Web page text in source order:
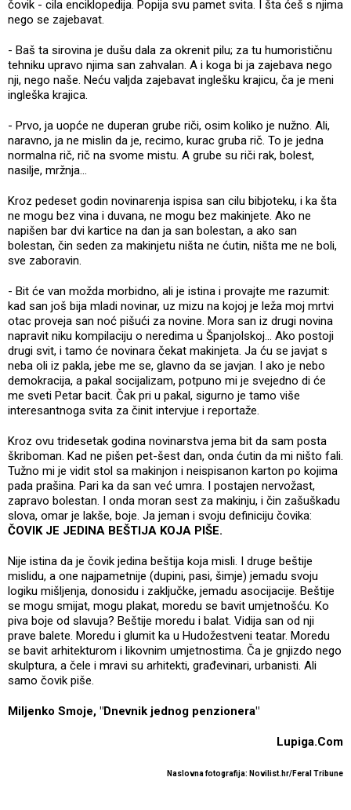
čovik - cila enciklopedija. Popija svu pamet svita. I šta ćeš s njima
nego se zajebavat.
- Baš ta sirovina je dušu dala za okrenit pilu; za tu humorističnu
tehniku upravo njima san zahvalan. A i koga bi ja zajebava nego
nji, nego naše. Neću valjda zajebavat inglešku krajicu, ča je meni
ingleška krajica.
- Prvo, ja uopće ne duperan grube riči, osim koliko je nužno. Ali,
naravno, ja ne mislin da je, recimo, kurac gruba rič. To je jedna
normalna rič, rič na svome mistu. A grube su riči rak, bolest,
nasilje, mržnja...
Kroz pedeset godin novinarenja ispisa san cilu bibjoteku, i ka šta
ne mogu bez vina i duvana, ne mogu bez makinjete. Ako ne
napišen bar dvi kartice na dan ja san bolestan, a ako san
bolestan, čin seden za makinjetu ništa ne ćutin, ništa me ne boli,
sve zaboravin.
- Bit će van možda morbidno, ali je istina i provajte me razumit:
kad san još bija mladi novinar, uz mizu na kojoj je leža moj mrtvi
otac proveja san noć pišući za novine. Mora san iz drugi novina
napravit niku kompilaciju o neredima u Španjolskoj... Ako postoji
drugi svit, i tamo će novinara čekat makinjeta. Ja ću se javjat s
neba oli iz pakla, jebe me se, glavno da se javjan. I ako je nebo
demokracija, a pakal socijalizam, potpuno mi je svejedno di će
me sveti Petar bacit. Čak pri u pakal, sigurno je tamo više
interesantnoga svita za činit intervjue i reportaže.
Kroz ovu tridesetak godina novinarstva jema bit da sam posta
škriboman. Kad ne pišen pet-šest dan, onda ćutin da mi ništo fali.
Tužno mi je vidit stol sa makinjon i neispisanon karton po kojima
pada prašina. Pari ka da san već umra. I postajen nervožast,
zapravo bolestan. I onda moran sest za makinju, i čin zašuškadu
slova, omar je lakše, boje. Ja jeman i svoju definiciju čovika:
ČOVIK JE JEDINA BEŠTIJA KOJA PIŠE.
Nije istina da je čovik jedina beštija koja misli. I druge beštije
mislidu, a one najpametnije (dupini, pasi, šimje) jemadu svoju
logiku mišljenja, donosidu i zaključke, jemadu asocijacije. Beštije
se mogu smijat, mogu plakat, moredu se bavit umjetnošću. Ko
piva boje od slavuja? Beštije moredu i balat. Vidija san od nji
prave balete. Moredu i glumit ka u Hudožestveni teatar. Moredu
se bavit arhitekturom i likovnim umjetnostima. Ča je gnjizdo nego
skulptura, a čele i mravi su arhitekti, građevinari, urbanisti. Ali
samo čovik piše.
Miljenko Smoje, "Dnevnik jednog penzionera"
Lupiga.Com
Naslovna fotografija: Novilist.hr/Feral Tribune